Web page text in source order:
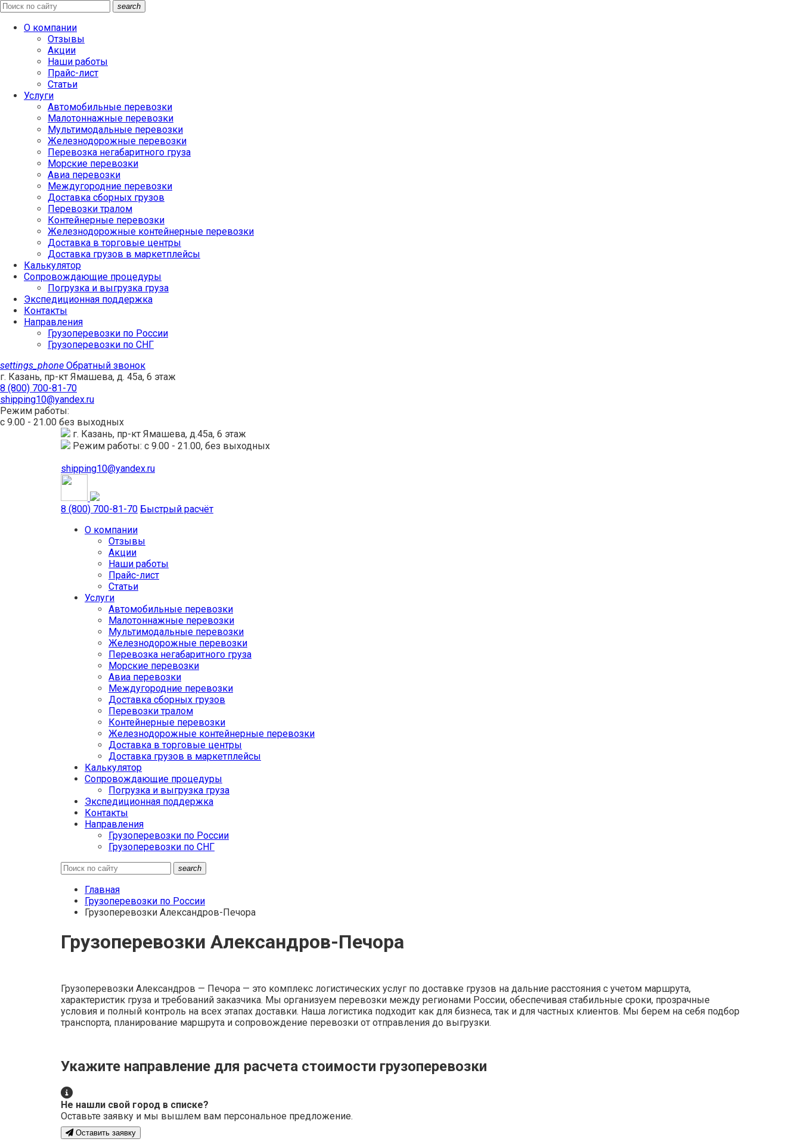
search
О компании
Отзывы
Акции
Наши работы
Прайс-лист
Статьи
Услуги
Автомобильные перевозки
Малотоннажные перевозки
Мультимодальные перевозки
Железнодорожные перевозки
Перевозка негабаритного груза
Морские перевозки
Авиа перевозки
Междугородние перевозки
Доставка сборных грузов
Перевозки тралом
Контейнерные перевозки
Железнодорожные контейнерные перевозки
Доставка в торговые центры
Доставка грузов в маркетплейсы
Калькулятор
Сопровождающие процедуры
Погрузка и выгрузка груза
Экспедиционная поддержка
Контакты
Направления
Грузоперевозки по России
Грузоперевозки по СНГ
settings_phone Обратный звонок
г. Казань, пр-кт Ямашева, д. 45а, 6 этаж
8 (800) 700-81-70
shipping10@yandex.ru
Режим работы:
с 9.00 - 21.00 без выходных
г. Казань, пр-кт Ямашева, д.45а, 6 этаж
Режим работы: с 9.00 - 21.00, без выходных
shipping10@yandex.ru
8 (800) 700-81-70 Быстрый расчёт
О компании
Отзывы
Акции
Наши работы
Прайс-лист
Статьи
Услуги
Автомобильные перевозки
Малотоннажные перевозки
Мультимодальные перевозки
Железнодорожные перевозки
Перевозка негабаритного груза
Морские перевозки
Авиа перевозки
Междугородние перевозки
Доставка сборных грузов
Перевозки тралом
Контейнерные перевозки
Железнодорожные контейнерные перевозки
Доставка в торговые центры
Доставка грузов в маркетплейсы
Калькулятор
Сопровождающие процедуры
Погрузка и выгрузка груза
Экспедиционная поддержка
Контакты
Направления
Грузоперевозки по России
Грузоперевозки по СНГ
search
Главная
Грузоперевозки по России
Грузоперевозки Александров-Печора
Грузоперевозки Александров-Печора
Грузоперевозки Александров — Печора — это комплекс логистических услуг по доставке грузов на дальние расстояния с учетом маршрута,
характеристик груза и требований заказчика. Мы организуем перевозки между регионами России, обеспечивая стабильные сроки, прозрачные
условия и полный контроль на всех этапах доставки. Наша логистика подходит как для бизнеса, так и для частных клиентов. Мы берем на себя подбор
транспорта, планирование маршрута и сопровождение перевозки от отправления до выгрузки.
Укажите направление для расчета стоимости грузоперевозки
Не нашли свой город в списке?
Оставьте заявку и мы вышлем вам персональное предложение.
Оставить заявку